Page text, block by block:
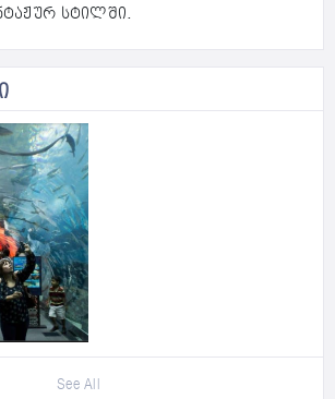
სტილში.
See All